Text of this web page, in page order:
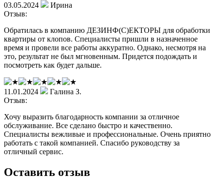
03.05.2024
Ирина
Отзыв:
Обратилась в компанию ДЕЗИНФ(С)ЕКТОРЫ для обработки
квартиры от клопов. Специалисты пришли в назначенное
время и провели все работы аккуратно. Однако, несмотря на
это, результат не был мгновенным. Придется подождать и
посмотреть как будет дальше.
11.01.2024
Галина З.
Отзыв:
Хочу выразить благодарность компании за отличное
обслуживание. Все сделано быстро и качественно.
Специалисты вежливые и профессиональные. Очень приятно
работать с такой компанией. Спасибо руководству за
отличный сервис.
Оставить отзыв